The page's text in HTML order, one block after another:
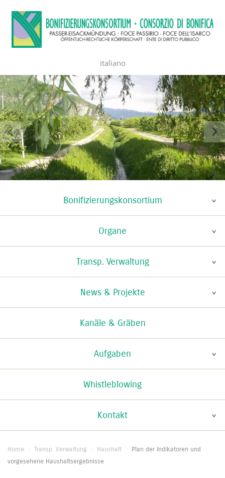
italiano
Bonifizierungskonsortium
Organe
Transp. Verwaltung
News & Projekte
Kanäle & Gräben
Aufgaben
Whistleblowing
Kontakt
Home · Transp. Verwaltung · Haushalt · Plan der Indikatoren und
vorgesehene Haushaltsergebnisse